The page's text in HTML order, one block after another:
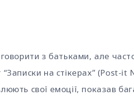
говорити з батьками, але
на стікерах” (Post-it
свої емоції, показав